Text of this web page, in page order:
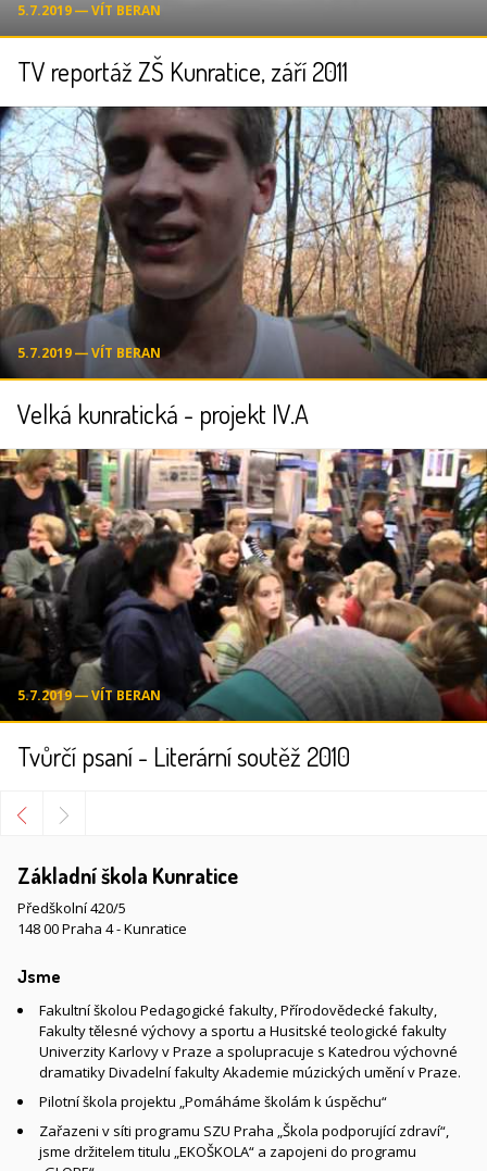
5.7.2019 ― VÍT BERAN
TV reportáž ZŠ Kunratice, září 2011
5.7.2019 ― VÍT BERAN
Velká kunratická - projekt IV.A
5.7.2019 ― VÍT BERAN
Tvůrčí psaní - Literární soutěž 2010
Základní škola Kunratice
Předškolní 420/5
148 00 Praha 4 - Kunratice
Jsme
Fakultní školou Pedagogické fakulty, Přírodovědecké fakulty,
Fakulty tělesné výchovy a sportu a Husitské teologické fakulty
Univerzity Karlovy v Praze a spolupracuje s Katedrou výchovné
dramatiky Divadelní fakulty Akademie múzických umění v Praze.
Pilotní škola projektu „Pomáháme školám k úspěchu“
Zařazeni v síti programu SZU Praha „Škola podporující zdraví“,
jsme držitelem titulu „EKOŠKOLA“ a zapojeni do programu